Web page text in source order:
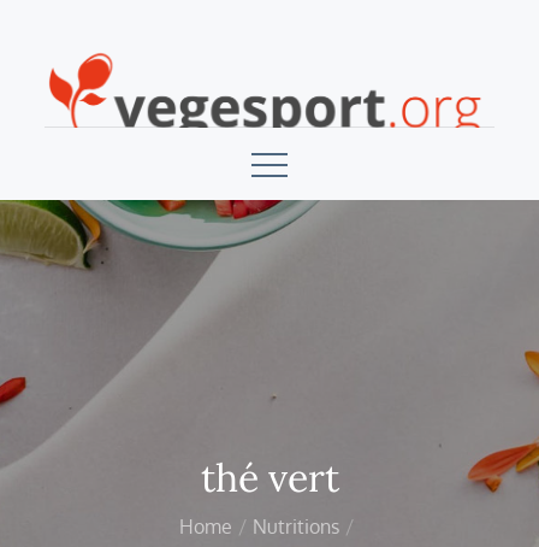
content
Vegesport
thé vert
Home
Nutritions